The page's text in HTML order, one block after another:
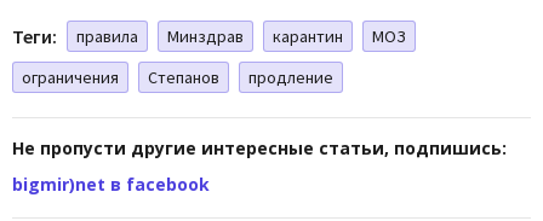
Теги: правила Минздрав карантин
МОЗ
ограничения
Степанов продление
Не пропусти другие интересные статьи, подпишись:
bigmir)net в facebook